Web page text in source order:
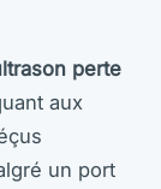
perte
aux
un port